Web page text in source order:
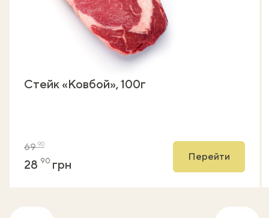
Стейк «Ковбой», 100г
6990
28 90 грн
Перейти